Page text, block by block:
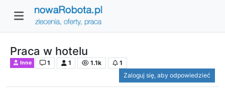
Praca w hotelu
Inne 1 1 1.1k
1
Zaloguj się, aby odpowiedzieć